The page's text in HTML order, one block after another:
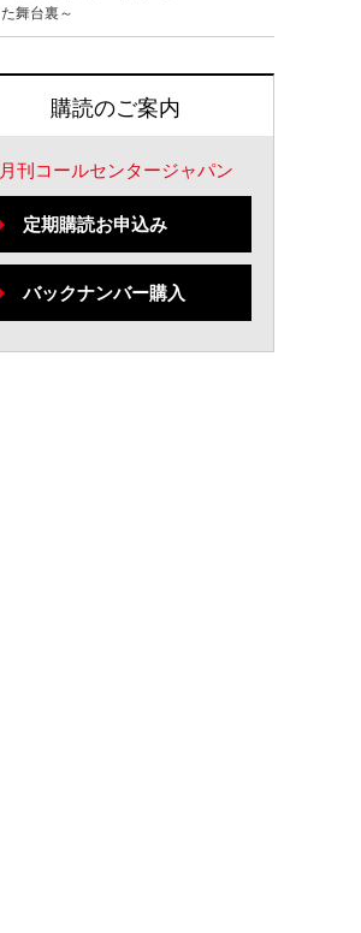
た舞台裏～
購読のご案内
月刊コールセンタージャパン
定期購読お申込み
バックナンバー購入